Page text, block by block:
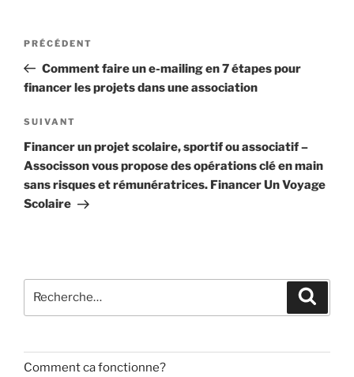
Navigation
l’article
Article
précédent
PRÉCÉDENT
Comment faire un e-mailing en 7 étapes pour
financer les projets dans une association
Article
suivant
SUIVANT
Financer un projet scolaire, sportif ou associatif –
Associsson vous propose des opérations clé en main
sans risques et rémunératrices. Financer Un Voyage
Scolaire
pour
Comment ca fonctionne?